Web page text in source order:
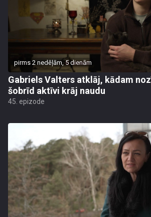
pirms 2 nedēļām, 5 dienām
Gabriels Valters atklāj, kādam
šobrīd aktīvi krāj naudu
45. epizode